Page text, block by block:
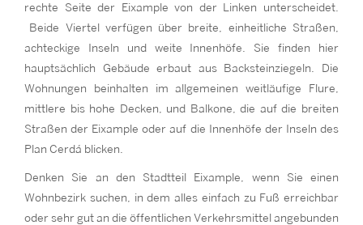
rechte Seite der Eixample von der Linken unterscheidet.
Beide Viertel verfügen über breite, einheitliche Straßen,
achteckige Inseln und weite Innenhöfe. Sie finden hier
hauptsächlich Gebäude erbaut aus Backsteinziegeln. Die
Wohnungen beinhalten im allgemeinen weitläufige Flure,
mittlere bis hohe Decken, und Balkone, die auf die breiten
Straßen der Eixample oder auf die Innenhöfe der Inseln des
Plan Cerdá blicken.
Denken Sie an den Stadtteil Eixample, wenn Sie einen
Wohnbezirk suchen, in dem alles einfach zu Fuß erreichbar
oder sehr gut an die öffentlichen Verkehrsmittel angebunden